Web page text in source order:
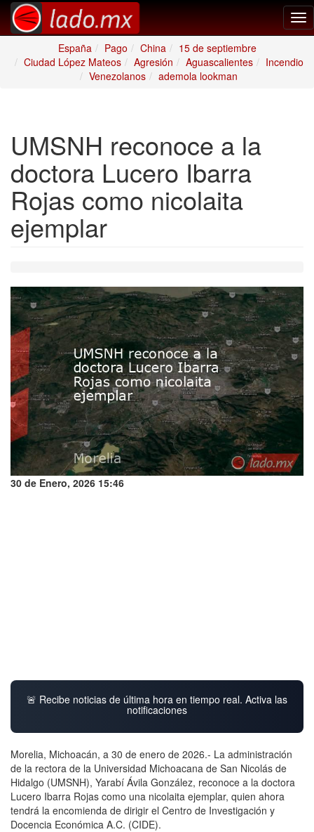
España
Pago China
15 de septiembre
Ciudad López Mateos
Agresión Aguascalientes
Incendio
Venezolanos
ademola lookman
UMSNH reconoce a la
doctora Lucero Ibarra
Rojas como nicolaita
ejemplar
30 de Enero, 2026 15:46
🚨 Recibe noticias de última hora en tiempo real. Activa las
notificaciones
Morelia, Michoacán, a 30 de enero de 2026.- La administración
de la rectora de la Universidad Michoacana de San Nicolás de
Hidalgo (UMSNH), Yarabí Ávila González, reconoce a la doctora
Lucero Ibarra Rojas como una nicolaita ejemplar, quien ahora
tendrá la encomienda de dirigir el Centro de Investigación y
Docencia Económica A.C. (CIDE).